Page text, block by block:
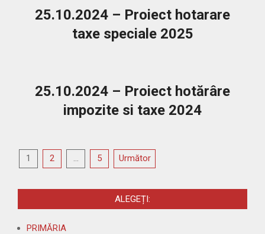
25.10.2024 – Proiect hotarare
taxe speciale 2025
25.10.2024 – Proiect hotărâre
impozite si taxe 2024
25
Paginație
1 2 … 5 Următor
ALEGEȚI:
PRIMĂRIA